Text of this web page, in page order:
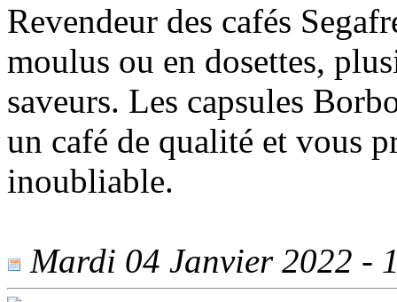
Revendeur des cafés
moulus ou en dosettes,
saveurs. Les capsules
un café de qualité et vous
inoubliable.
Mardi 04 Janvier 2022 -